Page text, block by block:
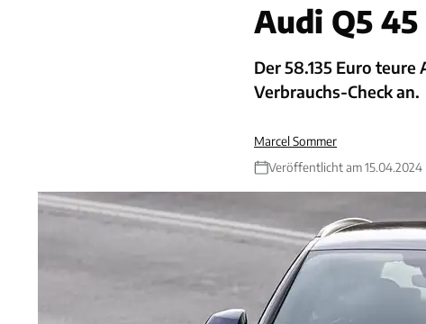
Audi Q5
Der 58.135 Euro teure
Verbrauchs-Check an.
Marcel Sommer
Veröffentlicht am 15.04.2024